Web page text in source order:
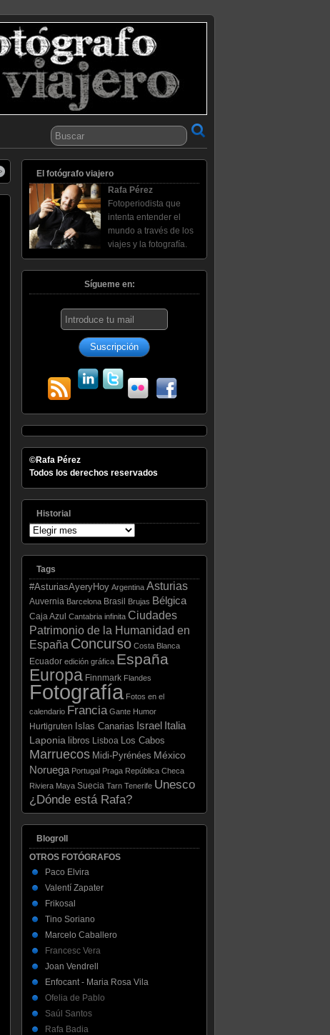
El fotógrafo viajero
Rafa Pérez
Fotoperiodista que
intenta entender el
mundo a través de los
viajes y la fotografía.
Sígueme en:
©Rafa Pérez
Todos los derechos reservados
Historial
Tags
#AsturiasAyeryHoy Argentina Asturias
Auvernia Barcelona Brasil Brujas Bélgica
Caja Azul Cantabria infinita Ciudades
Patrimonio de la Humanidad en
España Concurso Costa Blanca
Ecuador edición gráfica España
Europa Finnmark Flandes
Fotografía Fotos en el
calendario Francia Gante Humor
Hurtigruten Islas Canarias Israel Italia
Laponia libros Lisboa Los Cabos
Marruecos Midi-Pyrénées México
Noruega Portugal Praga República Checa
Riviera Maya Suecia Tarn Tenerife Unesco
¿Dónde está Rafa?
Blogroll
OTROS FOTÓGRAFOS
Paco Elvira
Valentí Zapater
Frikosal
Tino Soriano
Marcelo Caballero
Francesc Vera
Joan Vendrell
Enfocant - Maria Rosa Vila
Ofelia de Pablo
Saúl Santos
Rafa Badia